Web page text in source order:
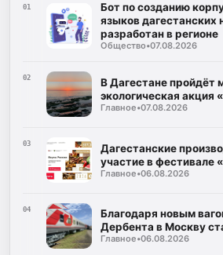
01
Бот по созданию
языков дагестанских
разработан в регионе
Общество•07.08.2026
02
В Дагестане пройдёт
экологическая акция
Главное•07.08.2026
03
Дагестанские
участие в фестивале
Главное•06.08.2026
04
Благодаря новым
Дербента в Москву
Главное•06.08.2026